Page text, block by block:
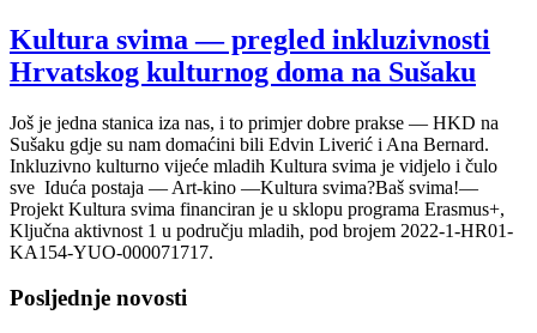
Kultura svima — pregled inkluzivnosti
Hrvatskog kulturnog doma na Sušaku
Još je jedna stanica iza nas, i to primjer dobre prakse — HKD na
Sušaku gdje su nam domaćini bili Edvin Liverić i Ana Bernard.
Inkluzivno kulturno vijeće mladih Kultura svima je vidjelo i čulo
sve Iduća postaja — Art-kino —Kultura svima?Baš svima!—
Projekt Kultura svima financiran je u sklopu programa Erasmus+,
Ključna aktivnost 1 u području mladih, pod brojem 2022-1-HR01-
KA154-YUO-000071717.
Posljednje novosti